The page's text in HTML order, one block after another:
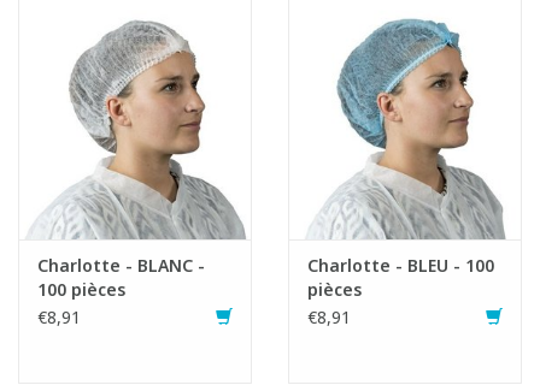
Charlotte - BLANC -
100 pièces
€8,91
Charlotte - BLEU - 100
pièces
€8,91